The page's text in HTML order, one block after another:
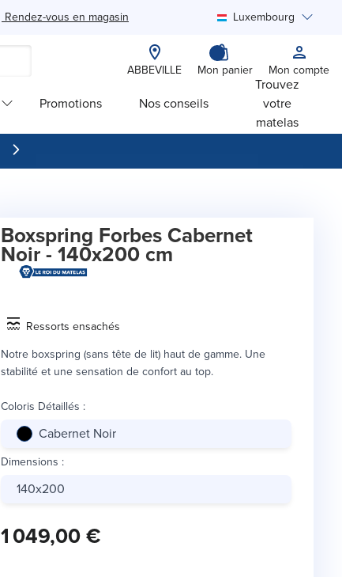
Rendez-vous en magasin Luxembourg
ABBEVILLE Mon panier Mon compte
Promotions Nos conseils
Trouvez
votre
matelas
Boxspring Forbes Cabernet
Noir - 140x200 cm
Ressorts ensachés
Notre boxspring (sans tête de lit) haut de gamme. Une
stabilité et une sensation de confort au top.
Coloris Détaillés :
Cabernet Noir
Dimensions :
140x200
1 049,00 €